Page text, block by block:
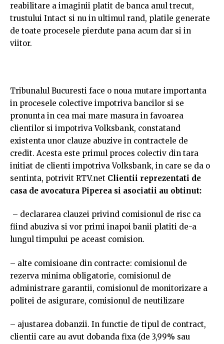
reabilitare a imaginii platit de banca anul trecut,
trustului Intact si nu in ultimul rand, platile generate
de toate procesele pierdute pana acum dar si in
viitor.
Tribunalul Bucuresti face o noua mutare importanta
in procesele colective impotriva bancilor si se
pronunta in cea mai mare masura in favoarea
clientilor si impotriva Volksbank, constatand
existenta unor clauze abuzive in contractele de
credit. Acesta este primul proces colectiv din tara
initiat de clienti impotriva Volksbank, in care se da o
sentinta, potrivit RTV.net Clientii reprezentati de
casa de avocatura Piperea si asociatii au obtinut:
– declararea clauzei privind comisionul de risc ca
fiind abuziva si vor primi inapoi banii platiti de-a
lungul timpului pe aceast comision.
– alte comisioane din contracte: comisionul de
rezerva minima obligatorie, comisionul de
administrare garantii, comisionul de monitorizare a
politei de asigurare, comisionul de neutilizare
– ajustarea dobanzii. In functie de tipul de contract,
clientii care au avut dobanda fixa (de 3,99% sau